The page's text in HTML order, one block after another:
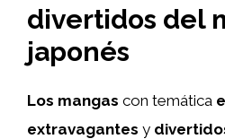
divertidos del
japonés
Los mangas con temática
extravagantes y